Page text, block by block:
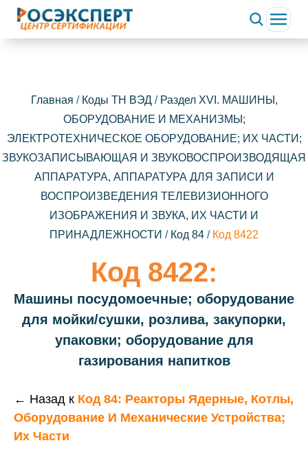
Главная / Коды ТН ВЭД/ Раздел XVI. МАШИНЫ,
ОБОРУДОВАНИЕ И МЕХАНИЗМЫ;
ЭЛЕКТРОТЕХНИЧЕСКОЕ ОБОРУДОВАНИЕ; ИХ ЧАСТИ;
ЗВУКОЗАПИСЫВАЮЩАЯ И ЗВУКОВОСПРОИЗВОДЯЩАЯ
АППАРАТУРА, АППАРАТУРА ДЛЯ ЗАПИСИ И
ВОСПРОИЗВЕДЕНИЯ ТЕЛЕВИЗИОННОГО
ИЗОБРАЖЕНИЯ И ЗВУКА, ИХ ЧАСТИ И
ПРИНАДЛЕЖНОСТИ / Код 84 / Код 8422
Код 8422:
Машины посудомоечные; оборудование
для мойки/сушки, розлива, закупорки,
упаковки; оборудование для
газирования напитков
← Назад к Код 84: Реакторы Ядерные, Котлы,
Оборудование И Механические Устройства;
Их Части